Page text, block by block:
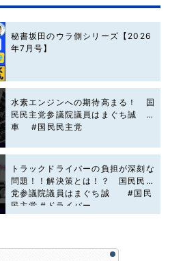
秘書坂田のウラ側シリーズ【2026
年7月号】
水素エンジンへの期待高まる！ 国
民民主党参議院議員はまぐち誠 #
車 #国民民主党
トラックドライバーの負担が深刻な
問題！！解決策とは！？ 国民民主
党参議院議員はまぐち誠 #国民
民主党 #ドライバー